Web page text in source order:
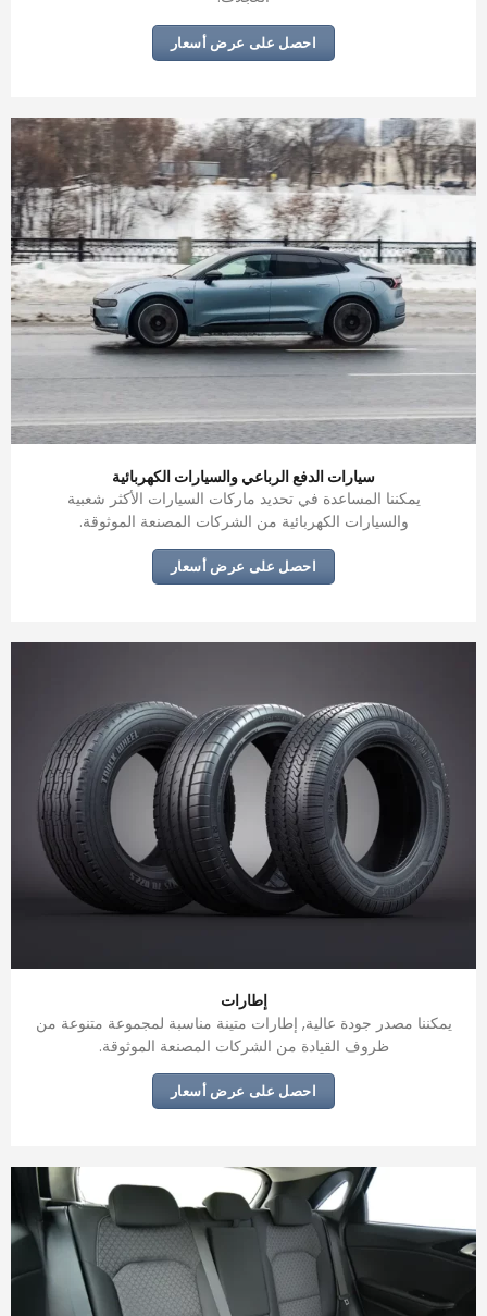
احصل على عرض أسعار
سيارات الدفع الرباعي والسيارات الكهربائية
يمكننا المساعدة في تحديد ماركات السيارات الأكثر شعبية
والسيارات الكهربائية من الشركات المصنعة الموثوقة.
احصل على عرض أسعار
إطارات
يمكننا مصدر جودة عالية, إطارات متينة مناسبة لمجموعة متنوعة من
ظروف القيادة من الشركات المصنعة الموثوقة.
احصل على عرض أسعار